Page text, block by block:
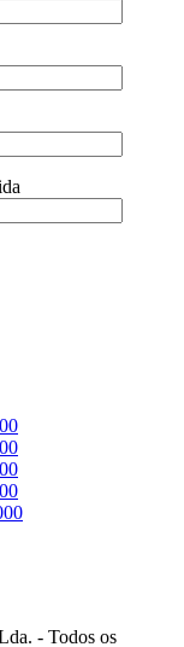
- Todos os